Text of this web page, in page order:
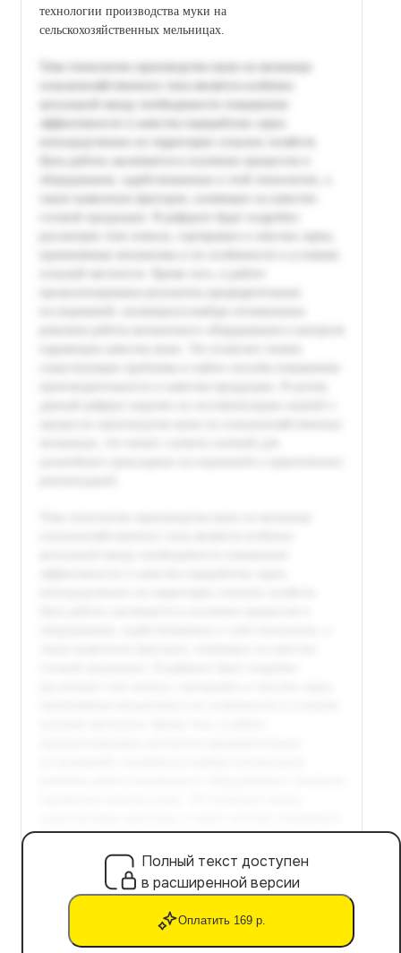
технологии производства муки на
сельскохозяйственных мельницах.
Полный текст доступен
в расширенной версии
Оплатить 169 р.